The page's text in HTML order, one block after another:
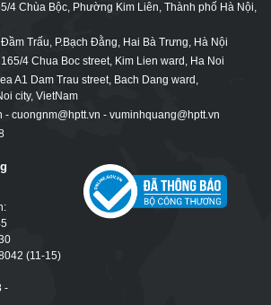
4 Chùa Bộc, Phường Kim Liên, Thành phố Hà Nội,
Trấu, P.Bạch Đằng, Hai Bà Trưng, Hà Nội
4 Chua Boc street, Kim Lien ward, Ha Noi
A1 Dam Trau street, Bach Dang ward,
city, VietNam
- cuongnm@hptt.vn - vuminhquang@hptt.vn
(11-15)
-